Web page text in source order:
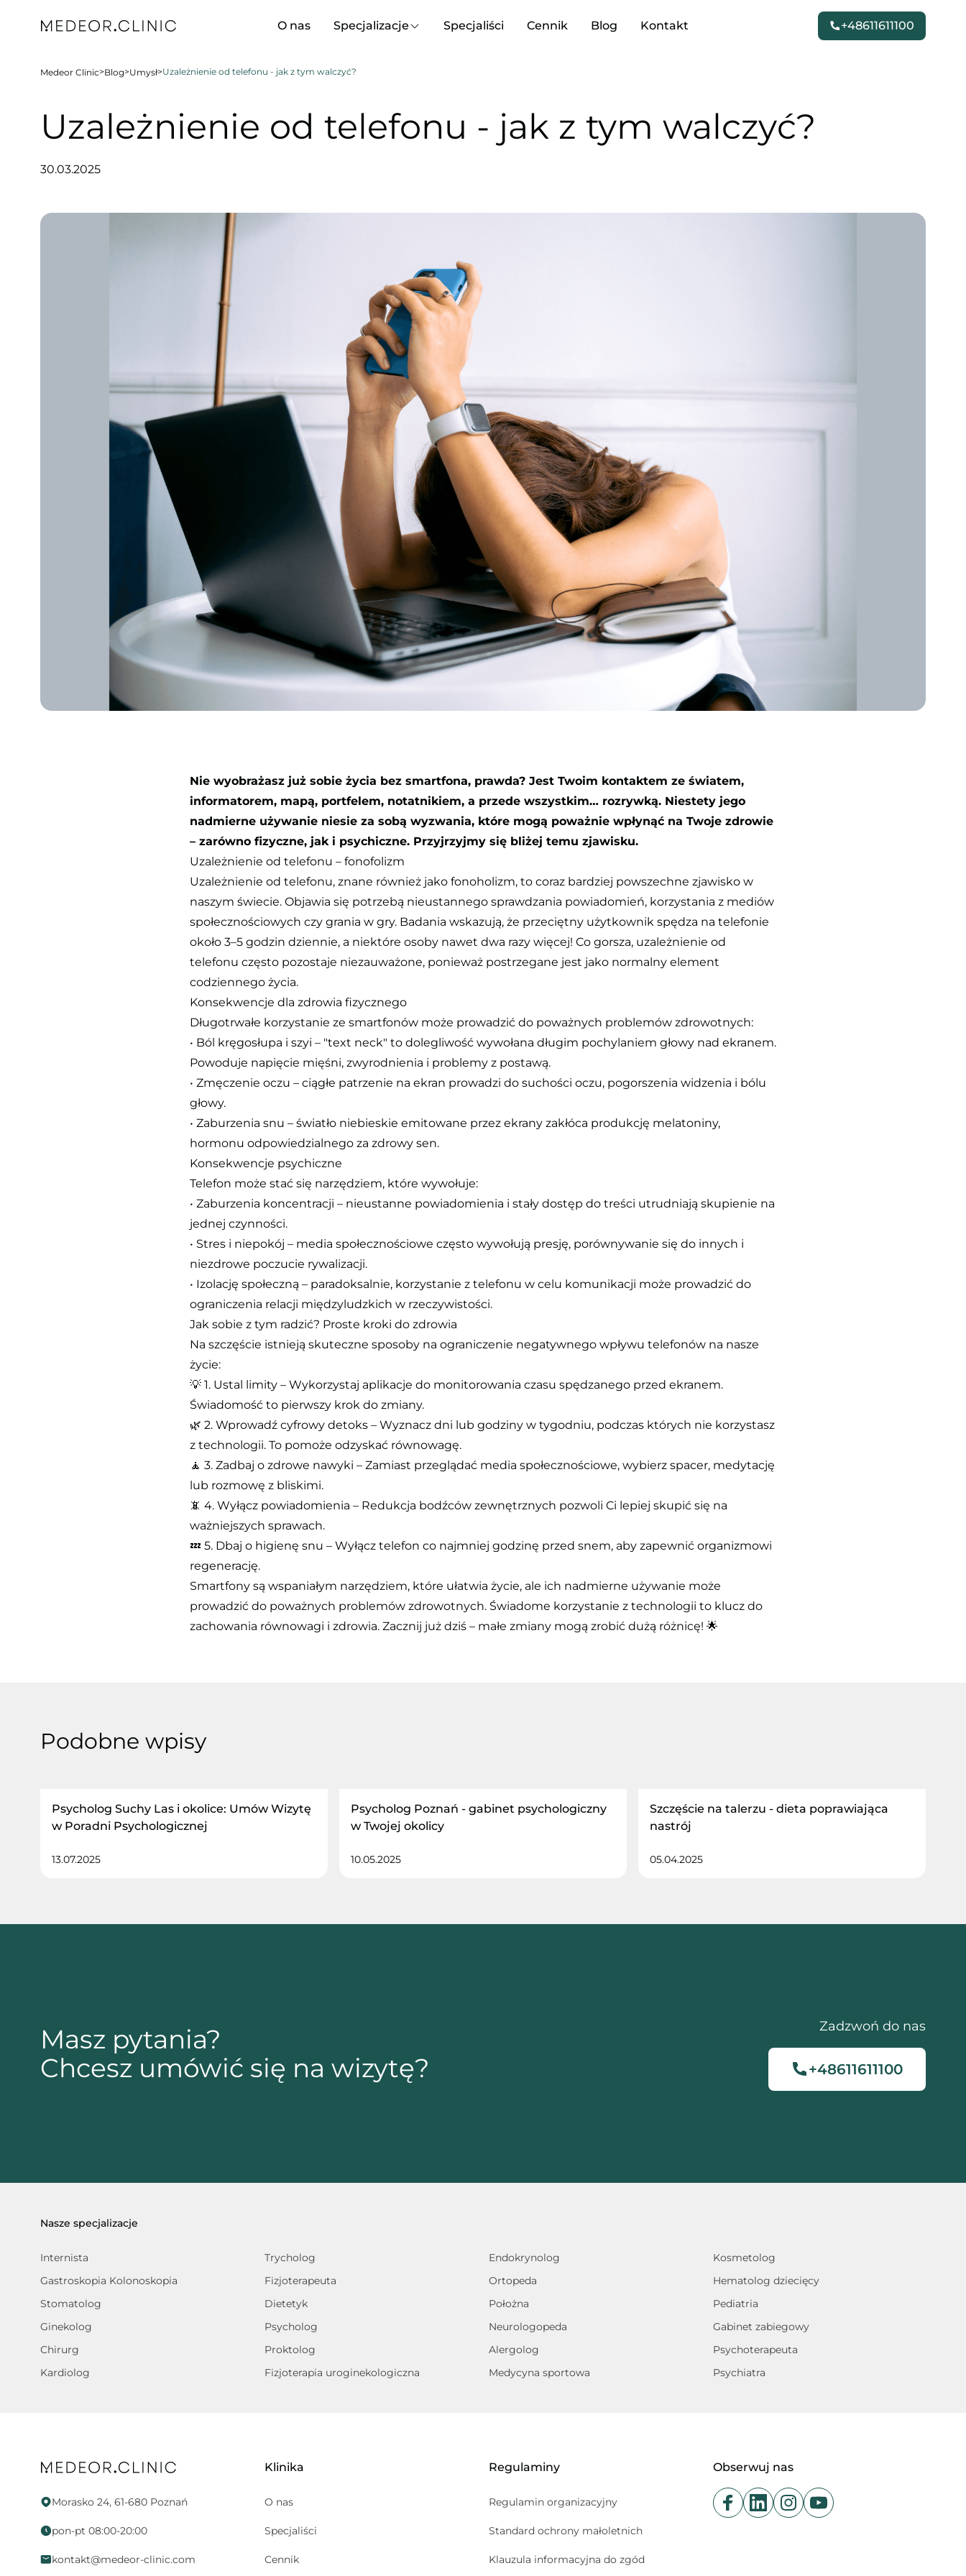
O nas Specjalizacje Specjaliści Cennik Blog Kontakt +48611611100
Medeor Clinic>Blog>Umysł>Uzależnienie od telefonu - jak z tym walczyć?
Uzależnienie od telefonu - jak z tym walczyć?
30.03.2025
Nie wyobrażasz już sobie życia bez smartfona, prawda? Jest Twoim kontaktem ze światem,
informatorem, mapą, portfelem, notatnikiem, a przede wszystkim… rozrywką. Niestety jego
nadmierne używanie niesie za sobą wyzwania, które mogą poważnie wpłynąć na Twoje zdrowie
– zarówno fizyczne, jak i psychiczne. Przyjrzyjmy się bliżej temu zjawisku.
Uzależnienie od telefonu – fonofolizm
Uzależnienie od telefonu, znane również jako fonoholizm, to coraz bardziej powszechne zjawisko w
naszym świecie. Objawia się potrzebą nieustannego sprawdzania powiadomień, korzystania z mediów
społecznościowych czy grania w gry. Badania wskazują, że przeciętny użytkownik spędza na telefonie
około 3–5 godzin dziennie, a niektóre osoby nawet dwa razy więcej! Co gorsza, uzależnienie od
telefonu często pozostaje niezauważone, ponieważ postrzegane jest jako normalny element
codziennego życia.
Konsekwencje dla zdrowia fizycznego
Długotrwałe korzystanie ze smartfonów może prowadzić do poważnych problemów zdrowotnych:
• Ból kręgosłupa i szyi – "text neck" to dolegliwość wywołana długim pochylaniem głowy nad ekranem.
Powoduje napięcie mięśni, zwyrodnienia i problemy z postawą.
• Zmęczenie oczu – ciągłe patrzenie na ekran prowadzi do suchości oczu, pogorszenia widzenia i bólu
głowy.
• Zaburzenia snu – światło niebieskie emitowane przez ekrany zakłóca produkcję melatoniny,
hormonu odpowiedzialnego za zdrowy sen.
Konsekwencje psychiczne
Telefon może stać się narzędziem, które wywołuje:
• Zaburzenia koncentracji – nieustanne powiadomienia i stały dostęp do treści utrudniają skupienie na
jednej czynności.
• Stres i niepokój – media społecznościowe często wywołują presję, porównywanie się do innych i
niezdrowe poczucie rywalizacji.
• Izolację społeczną – paradoksalnie, korzystanie z telefonu w celu komunikacji może prowadzić do
ograniczenia relacji międzyludzkich w rzeczywistości.
Jak sobie z tym radzić? Proste kroki do zdrowia
Na szczęście istnieją skuteczne sposoby na ograniczenie negatywnego wpływu telefonów na nasze
życie:
💡 1. Ustal limity – Wykorzystaj aplikacje do monitorowania czasu spędzanego przed ekranem.
Świadomość to pierwszy krok do zmiany.
🌿 2. Wprowadź cyfrowy detoks – Wyznacz dni lub godziny w tygodniu, podczas których nie korzystasz
z technologii. To pomoże odzyskać równowagę.
🧘 3. Zadbaj o zdrowe nawyki – Zamiast przeglądać media społecznościowe, wybierz spacer, medytację
lub rozmowę z bliskimi.
📵 4. Wyłącz powiadomienia – Redukcja bodźców zewnętrznych pozwoli Ci lepiej skupić się na
ważniejszych sprawach.
💤 5. Dbaj o higienę snu – Wyłącz telefon co najmniej godzinę przed snem, aby zapewnić organizmowi
regenerację.
Smartfony są wspaniałym narzędziem, które ułatwia życie, ale ich nadmierne używanie może
prowadzić do poważnych problemów zdrowotnych. Świadome korzystanie z technologii to klucz do
zachowania równowagi i zdrowia. Zacznij już dziś – małe zmiany mogą zrobić dużą różnicę! 🌟
Podobne wpisy
Psycholog Suchy Las i okolice: Umów Wizytę
w Poradni Psychologicznej
13.07.2025
Psycholog Poznań - gabinet psychologiczny
w Twojej okolicy
10.05.2025
Szczęście na talerzu - dieta poprawiająca
nastrój
05.04.2025
Masz pytania?
Chcesz umówić się na wizytę?
Zadzwoń do nas
+48611611100
Nasze specjalizacje
Internista
Gastroskopia Kolonoskopia
Stomatolog
Ginekolog
Chirurg
Kardiolog
Trycholog
Fizjoterapeuta
Dietetyk
Psycholog
Proktolog
Fizjoterapia uroginekologiczna
Endokrynolog
Ortopeda
Położna
Neurologopeda
Alergolog
Medycyna sportowa
Kosmetolog
Hematolog dziecięcy
Pediatria
Gabinet zabiegowy
Psychoterapeuta
Psychiatra
Morasko 24, 61-680 Poznań
pon-pt 08:00-20:00
kontakt@medeor-clinic.com
Klinika
O nas
Specjaliści
Cennik
Regulaminy
Regulamin organizacyjny
Standard ochrony małoletnich
Klauzula informacyjna do zgód
Obserwuj nas